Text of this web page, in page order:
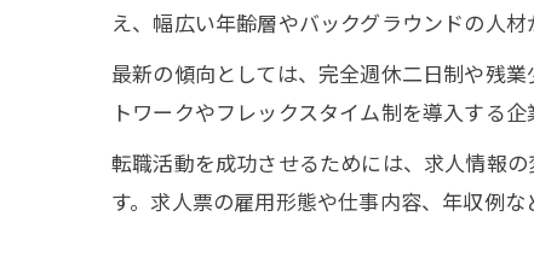
え、幅広い年齢層やバックグラウンドの人材
最新の傾向としては、完全週休二日制や残
トワークやフレックスタイム制を導入する
転職活動を成功させるためには、求人情報
す。求人票の雇用形態や仕事内容、年収例